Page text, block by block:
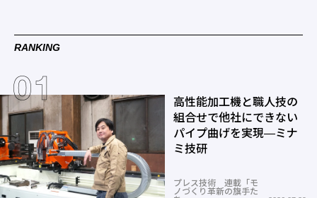
RANKING
高性能加工機と職人技の
組合せで他社にできない
パイプ曲げを実現―ミナ
ミ技研
プレス技術 連載「モ
ノづくり革新の旗手た